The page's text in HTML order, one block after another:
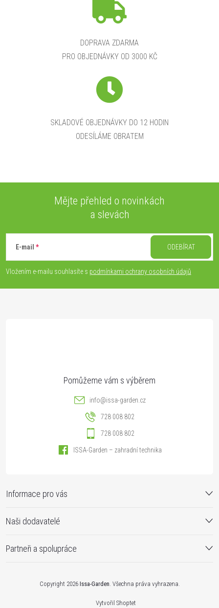
DOPRAVA ZDARMA
PRO OBJEDNÁVKY OD 3000 KČ
SKLADOVÉ OBJEDNÁVKY DO 12 HODIN
ODESÍLÁME OBRATEM
p
Mějte přehled o novinkách
a slevách
E-mail
Vložením e-mailu souhlasíte s podmínkami ochrany osobních údajů
ODEBÍRAT
Informace pro vás
info@issa-garden.cz
728 008 802
728 008 802
ISSA-Garden – zahradní technika
Naši dodavatelé
Partneři a spolupráce
Vytvořil Shoptet
Copyright 2026 Issa-Garden . Všechna práva vyhrazena.